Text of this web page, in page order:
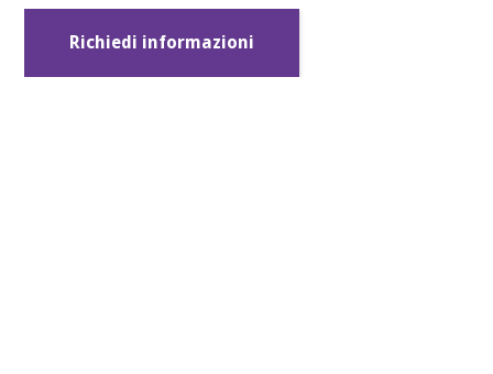
Richiedi informazioni